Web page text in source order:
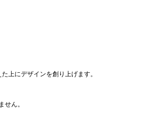
上にデザインを創り上げます。
せん。